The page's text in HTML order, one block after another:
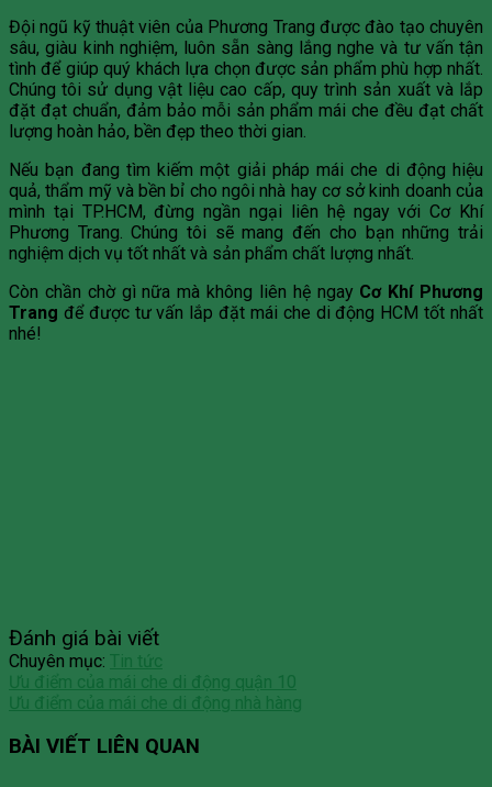
Đội ngũ kỹ thuật viên của Phương Trang được đào tạo chuyên
sâu, giàu kinh nghiệm, luôn sẵn sàng lắng nghe và tư vấn tận
tình để giúp quý khách lựa chọn được sản phẩm phù hợp nhất.
Chúng tôi sử dụng vật liệu cao cấp, quy trình sản xuất và lắp
đặt đạt chuẩn, đảm bảo mỗi sản phẩm mái che đều đạt chất
lượng hoàn hảo, bền đẹp theo thời gian.
Nếu bạn đang tìm kiếm một giải pháp mái che di động hiệu
quả, thẩm mỹ và bền bỉ cho ngôi nhà hay cơ sở kinh doanh của
mình tại TP.HCM, đừng ngần ngại liên hệ ngay với Cơ Khí
Phương Trang. Chúng tôi sẽ mang đến cho bạn những trải
nghiệm dịch vụ tốt nhất và sản phẩm chất lượng nhất.
Còn chần chờ gì nữa mà không liên hệ ngay Cơ Khí Phương
Trang để được tư vấn lắp đặt mái che di động HCM tốt nhất
nhé!
Đánh giá bài viết
Chuyên mục: Tin tức
Ưu điểm của mái che di động quận 10
Ưu điểm của mái che di động nhà hàng
BÀI VIẾT LIÊN QUAN